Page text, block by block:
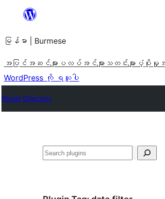
အကြောင်းအရာ
ကျော်သွား
ရန်
မြန်မာ | Burmese
အပြင်အဆင်များ ပလပ်အင်များ သတင်းများ ပံ့ပိုးမှု
WordPress ကို ရယူပါ
Plugin Directory
ရှာ